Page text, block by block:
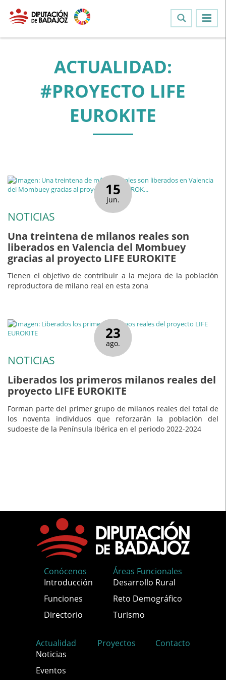
ACTUALIDAD:
#PROYECTO LIFE
EUROKITE
15
jun.
NOTICIAS
Una treintena de milanos reales son
liberados en Valencia del Mombuey
gracias al proyecto LIFE EUROKITE
Tienen el objetivo de contribuir a la mejora de la población
reproductora de milano real en esta zona
23
ago.
NOTICIAS
Liberados los primeros milanos reales del
proyecto LIFE EUROKITE
Forman parte del primer grupo de milanos reales del total de
los noventa individuos que reforzarán la población del
sudoeste de la Península Ibérica en el periodo 2022-2024
Conócenos
Introducción
Funciones
Directorio
Áreas Funcionales
Desarrollo Rural
Reto Demográfico
Turismo
Actualidad
Noticias
Eventos
Proyectos Contacto